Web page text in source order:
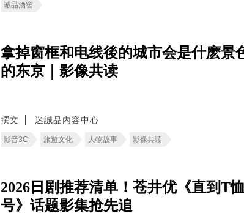
诚品酒窖
拿掉窗框和电线後的城市会是什麽景
的东京｜影像共读
撰文 迷誠品內容中心
影音3C 旅遊文化 人物故事 影像共读
2026日剧推荐清单！苍井优《直到T
号》话题影集抢先追